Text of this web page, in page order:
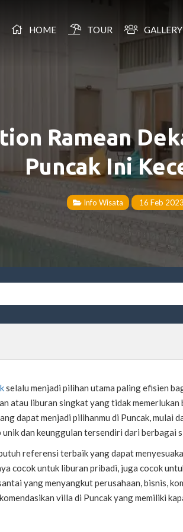
HOME TOUR GALLERY
Ramean
Puncak Ini
Info Wisata 16 Feb 2023
selalu menjadi pilihan utama paling efisien
atau liburan singkat yang tidak memerlukan
dapat menjadi pilihanmu di Puncak, mulai
dan keunggulan tersendiri dari berbagai
referensi terbaik yang dapat
cocok untuk liburan pribadi, juga cocok
yang menyangkut perusahaan, bisnis,
villa di Puncak yang memiliki